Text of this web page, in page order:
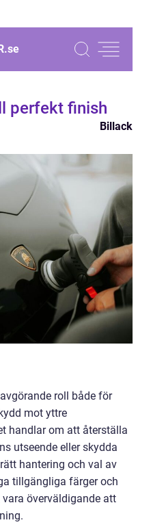
se
perfekt finish
Billack
roll både för
mot yttre
handlar om att återställa
utseende eller skydda
hantering och val av
tillgängliga färger och
överväldigande att